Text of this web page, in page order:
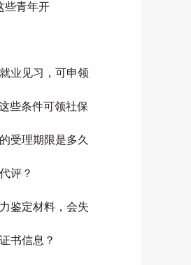
些青年开
业见习，可申领
些条件可领社保
受理期限是多久
评？
鉴定材料，会失
书信息？